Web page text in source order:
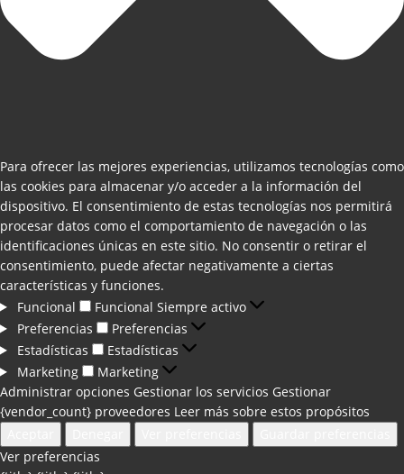
Para ofrecer las mejores experiencias, utilizamos tecnologías como
las cookies para almacenar y/o acceder a la información del
dispositivo. El consentimiento de estas tecnologías nos permitirá
procesar datos como el comportamiento de navegación o las
identificaciones únicas en este sitio. No consentir o retirar el
consentimiento, puede afectar negativamente a ciertas
características y funciones.
Funcional
Funcional Siempre activo
Preferencias
Preferencias
Estadísticas
Estadísticas
Marketing
Marketing
Administrar opciones Gestionar los servicios Gestionar
{vendor_count} proveedores Leer más sobre estos propósitos
Ver preferencias